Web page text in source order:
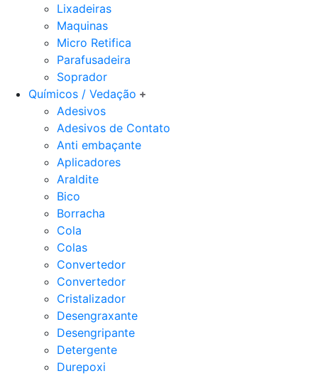
Lixadeiras
Maquinas
Micro Retifica
Parafusadeira
Soprador
Químicos / Vedação
Adesivos
Adesivos de Contato
Anti embaçante
Aplicadores
Araldite
Bico
Borracha
Cola
Colas
Convertedor
Convertedor
Cristalizador
Desengraxante
Desengripante
Detergente
Durepoxi